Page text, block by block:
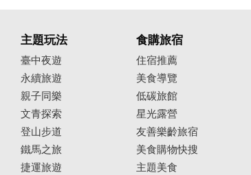
主題玩法
臺中夜遊
永續旅遊
親子同樂
文青探索
登山步道
鐵馬之旅
捷運旅遊
食購旅宿
住宿推薦
美食導覽
低碳旅館
星光露營
友善樂齡旅宿
美食購物快搜
主題美食